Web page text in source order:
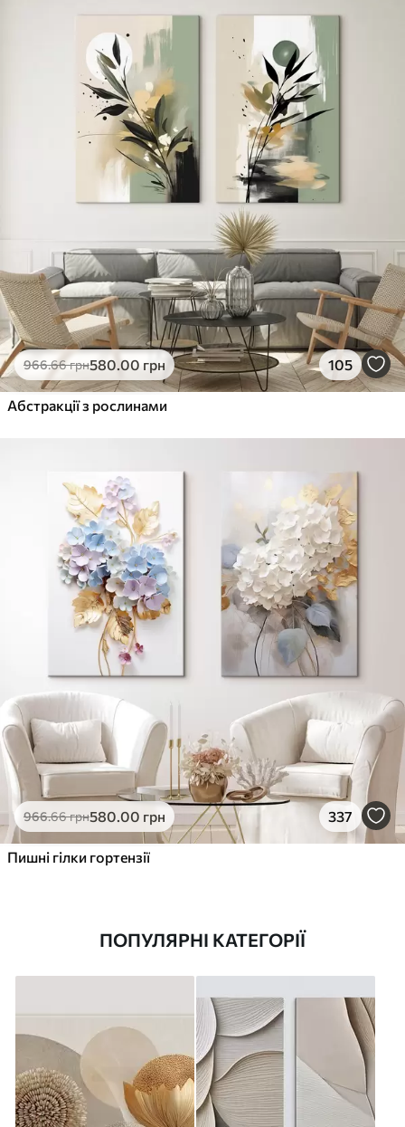
966.66грн580.00 грн 105
Абстракції з рослинами
966.66грн580.00 грн 337
Пишні гілки гортензії
ПОПУЛЯРНІ КАТЕГОРІЇ